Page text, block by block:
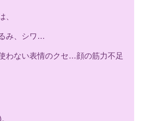
、
み、シワ…
わない表情のクセ…顔の筋力不足